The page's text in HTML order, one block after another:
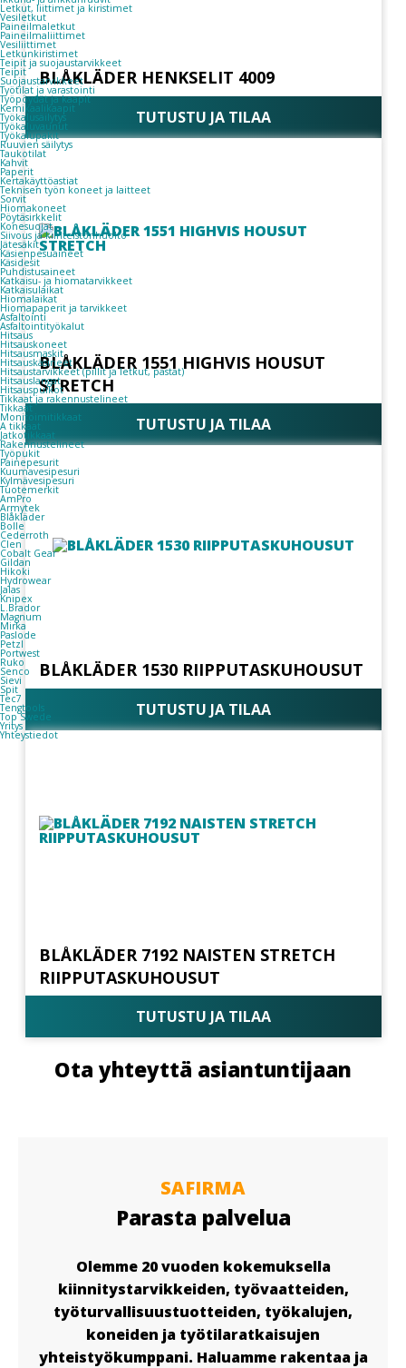
Letkut, liittimet ja kiristimet
Vesiletkut
Paineilmaletkut
Paineilmaliittimet
Vesiliittimet
Letkunkiristimet
Teipit ja suojaustarvikkeet
Teipit
Suojaustarvikkeet
Työtilat ja varastointi
Työpöydät ja kaapit
Kemikaalikaapit
Työkalusäilytys
Työkaluvaunut
Työkalupakit
Ruuvien säilytys
Taukotilat
Kahvit
Paperit
Kertakäyttöastiat
Teknisen työn koneet ja laitteet
Sorvit
Hiomakoneet
Pöytäsirkkelit
Konesuojat
Siivous ja kiinteistönhuolto
Jätesäkit
Käsienpesuaineet
Käsidesit
Puhdistusaineet
Katkaisu- ja hiomatarvikkeet
Katkaisulaikat
Hiomalaikat
Hiomapaperit ja tarvikkeet
Asfaltointi
Asfaltointityökalut
Hitsaus
Hitsauskoneet
Hitsausmaskit
Hitsauskäsineet
Hitsaustarvikkeet (pillit ja letkut, pastat)
Hitsauslangat
Hitsauspuikot
Tikkaat ja rakennustelineet
Tikkaat
Monitoimitikkaat
A tikkaat
Jatkotikkaat
Rakennustelineet
Työpukit
Painepesurit
Kuumavesipesuri
Kylmävesipesuri
Tuotemerkit
AmPro
Armytek
Blåkläder
Bolle
Cederroth
Clen
Cobalt Gear
Gildan
Hikoki
Hydrowear
Jalas
Knipex
L.Brador
Magnum
Mirka
Paslode
Petzl
Portwest
Ruko
Senco
Sievi
Spit
Tec7
Tengtools
Top Swede
Yritys
Yhteystiedot
BLÅKLÄDER HENKSELIT 4009
TUTUSTU JA TILAA
BLÅKLÄDER 1551 HIGHVIS HOUSUT
STRETCH
TUTUSTU JA TILAA
BLÅKLÄDER 1530 RIIPPUTASKUHOUSUT
TUTUSTU JA TILAA
BLÅKLÄDER 7192 NAISTEN STRETCH
RIIPPUTASKUHOUSUT
TUTUSTU JA TILAA
Ota yhteyttä asiantuntijaan
SAFIRMA
Parasta palvelua
Olemme 20 vuoden kokemuksella
kiinnitystarvikkeiden, työvaatteiden,
työturvallisuustuotteiden, työkalujen,
koneiden ja työtilaratkaisujen
yhteistyökumppani. Haluamme rakentaa ja